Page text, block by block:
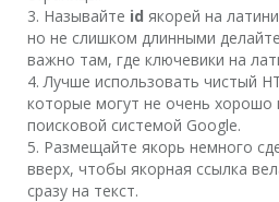
3. Называйте id якорей на
но не слишком длинными
важно там, где ключевики на
4. Лучше использовать чистый
которые могут не очень хорошо
поисковой системой Google.
5. Размещайте якорь немного
вверх, чтобы якорная ссылка
сразу на текст.